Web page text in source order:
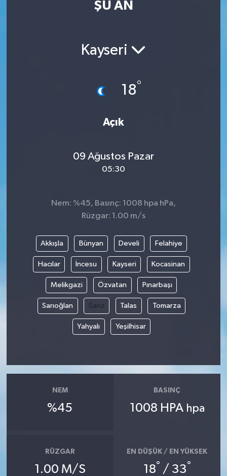
ŞU AN
Kayseri
18°
Açık
09 Ağustos Pazar
05:30
Nem: %45, Basınç: 1008 hpa hPa,
Rüzgar: 1.00 m/s
Akkışla Bünyan Develi Felahiye
Hacılar İncesu Kayseri Kocasinan
Melikgazi Özvatan Pınarbaşı
Sarıoğlan Sarız Talas Tomarza
Yahyalı Yeşilhisar
NEM
%45
BASINÇ
1008 HPA hpa
RÜZGAR
1.00 M/S
EN DÜŞÜK / EN YÜKSEK
18° / 33°
Bilim, Teknoloji